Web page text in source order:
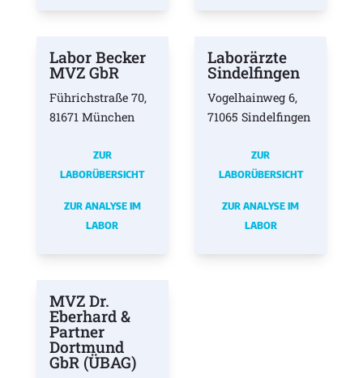
Labor Becker
MVZ GbR
Führichstraße 70,
81671 München
ZUR
LABORÜBERSICHT
ZUR ANALYSE IM
LABOR
Laborärzte
Sindelfingen
Vogelhainweg 6,
71065 Sindelfingen
ZUR
LABORÜBERSICHT
ZUR ANALYSE IM
LABOR
MVZ Dr.
Eberhard &
Partner
Dortmund
GbR (ÜBAG)